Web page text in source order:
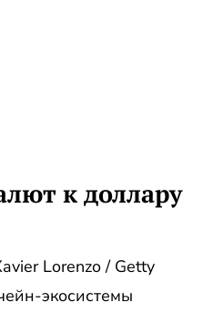
к доллару
Lorenzo / Getty
экосистемы